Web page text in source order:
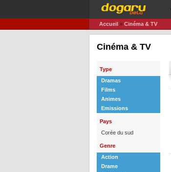
Accueil » Cinéma & TV
Cinéma & TV
Type
Dramas
Films
Animes
Emissions
Pays
Corée du sud
Genre
Action
Drame